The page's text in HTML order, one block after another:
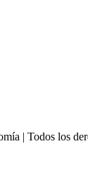
| Todos los